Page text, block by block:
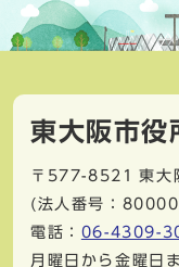
東大阪市役
〒577-8521
東大
(法人番号：
電話： 06-4309-
月曜日から金曜日